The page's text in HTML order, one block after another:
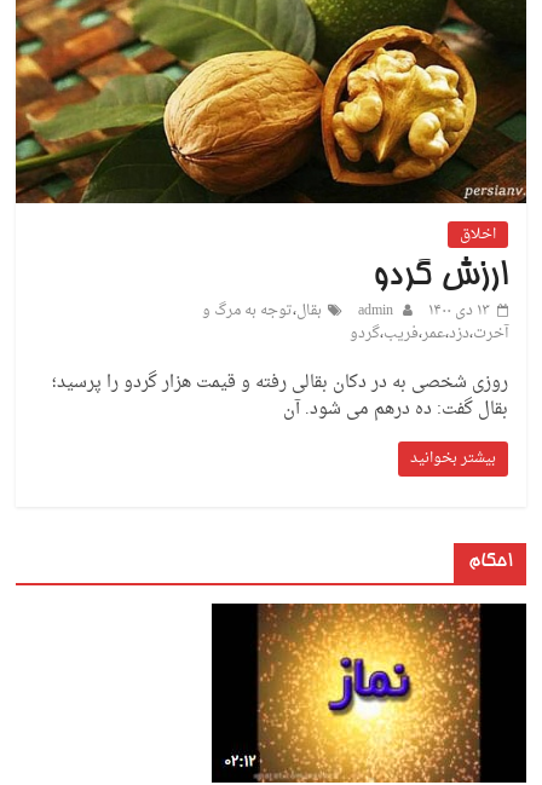
اخلاق
ارزش گردو
۱۳ دی ۱۴۰۰ admin بقال،توجه به مرگ و
آخرت،دزد،عمر،فریب،گردو
روزی شخصی به در دکان بقالی رفته و قیمت هزار گردو را پرسید؛
بقال گفت: ده درهم می شود. آن
بیشتر بخوانید
احکام